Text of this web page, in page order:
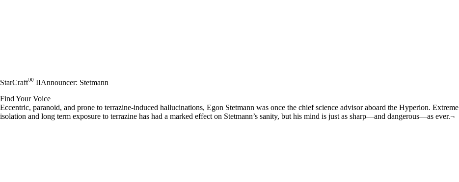
StarCraft® IIAnnouncer: Stetmann
Find Your Voice
Eccentric, paranoid, and prone to terrazine-induced hallucinations, Egon Stetmann was once the chief science advisor aboard the Hyperion. Extreme
isolation and long term exposure to terrazine has had a marked effect on Stetmann’s sanity, but his mind is just as sharp—and dangerous—as ever.¬